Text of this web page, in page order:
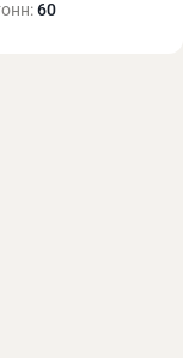
60